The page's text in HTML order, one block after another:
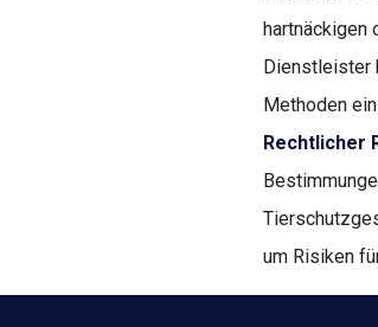
hartnäckigen
Dienstleister
Methoden
Rechtlicher
um Risiken